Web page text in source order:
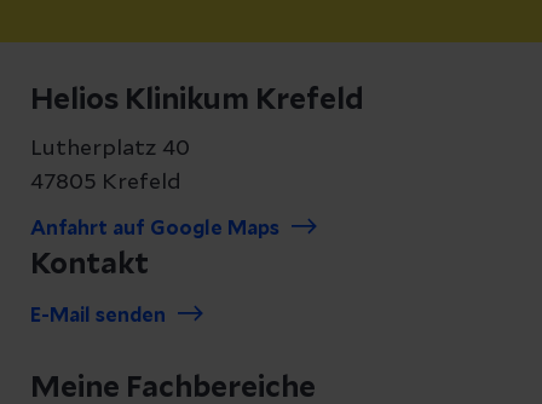
Helios Klinikum Krefeld
Lutherplatz 40
47805 Krefeld
Anfahrt auf Google Maps
Kontakt
E-Mail senden
Meine Fachbereiche